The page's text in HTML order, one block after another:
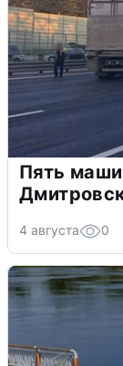
Пять
4 августа 0